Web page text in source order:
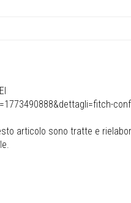
articolo sono tratte e